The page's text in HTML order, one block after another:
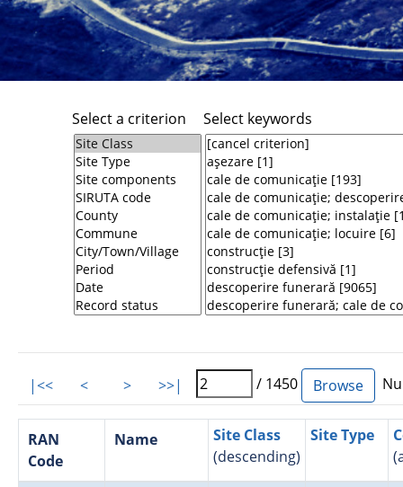
Select a criterion Select keywords
|<< < > >>| / 1450
RAN
Code
Name
Site Class
(descending)
Site Type